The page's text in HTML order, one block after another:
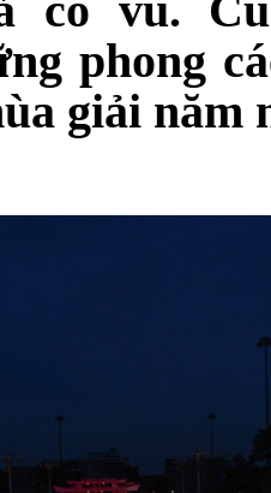
cổ vũ.
phong
giải năm